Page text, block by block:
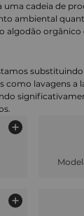
uma cadeia de
ambiental
algodão orgânico
como lavagens a